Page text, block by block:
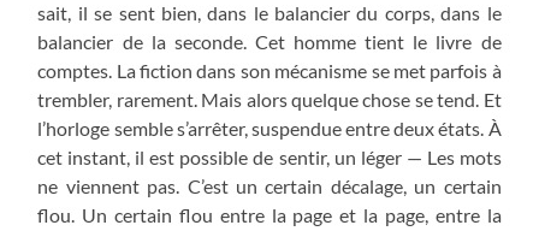
sait, il se sent bien, dans le balancier du corps, dans le
balancier de la seconde. Cet homme tient le livre de
comptes. La fiction dans son mécanisme se met parfois à
trembler, rarement. Mais alors quelque chose se tend. Et
l’horloge semble s’arrêter, suspendue entre deux états. À
cet instant, il est possible de sentir, un léger — Les mots
ne viennent pas. C’est un certain décalage, un certain
flou. Un certain flou entre la page et la page, entre la